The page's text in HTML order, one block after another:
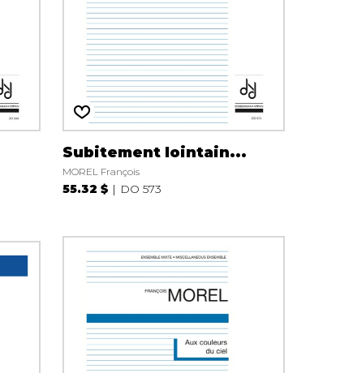
Subitement lointain...
MOREL François
55.32 $ DO 573